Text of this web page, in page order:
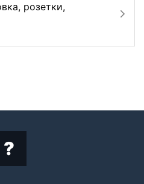
розетки,